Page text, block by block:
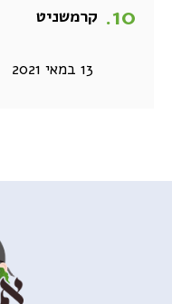
קרמשניט
13 במאי 2021